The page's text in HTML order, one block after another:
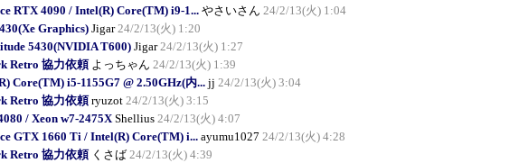
RTX 4090 / Intel(R) Core(TM) i9-1... やさいさん 24/2/13(火) 1:04
Graphics) Jigar 24/2/13(火) 1:20
5430(NVIDIA T600) Jigar 24/2/13(火) 1:27
Retro 協力依頼 よっちゃん 24/2/13(火) 1:39
Core(TM) i5-1155G7 @ 2.50GHz(内...jj 24/2/13(火) 3:04
Retro 協力依頼 ryuzot 24/2/13(火) 3:15
/ Xeon w7-2475X Shellius 24/2/13(火) 4:07
GTX 1660 Ti / Intel(R) Core(TM) i... ayumu1027 24/2/13(火) 4:28
Retro 協力依頼 くさば 24/2/13(火) 4:39